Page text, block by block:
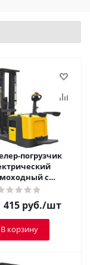
погрузчик
с
TOR 1,5 т 3,0
м CPD15R
415 руб./шт
В корзину